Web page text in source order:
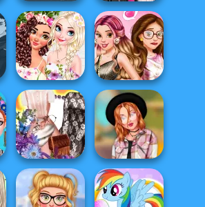
Papa's Sushiria
Insta Divas Party
Night
BFFs Stylish
Orchids
Belle's
Transformation
Rapunzel